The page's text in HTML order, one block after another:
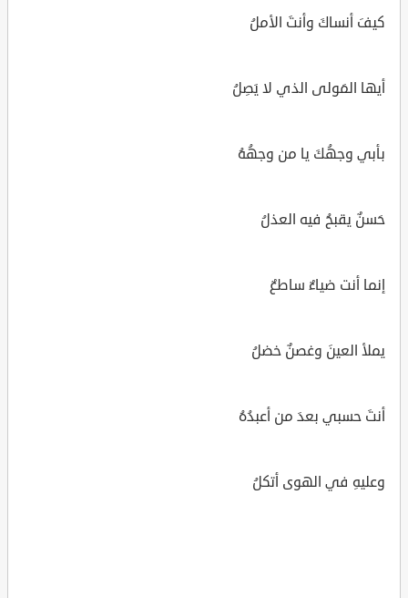
كيفَ أنساكَ وأنتَ الأملُ
أيها المَولى الذي لا يَصِلُ
بأبي وجهُكَ يا من وجهُهُ
حَسنٌ يقبحُ فيه العذلُ
إنما أنت ضياءٌ ساطعٌ
يملأ العينَ وغصنٌ خضلُ
أنتَ حسبي بعدَ من أعبدُهُ
وعليهِ في الهوى أتكلُ